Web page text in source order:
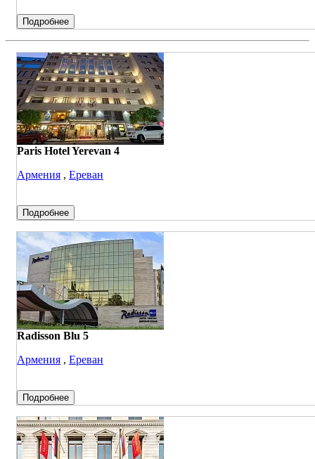
Подробнее
Paris Hotel Yerevan 4
Армения , Ереван
Подробнее
Radisson Blu 5
Армения , Ереван
Подробнее